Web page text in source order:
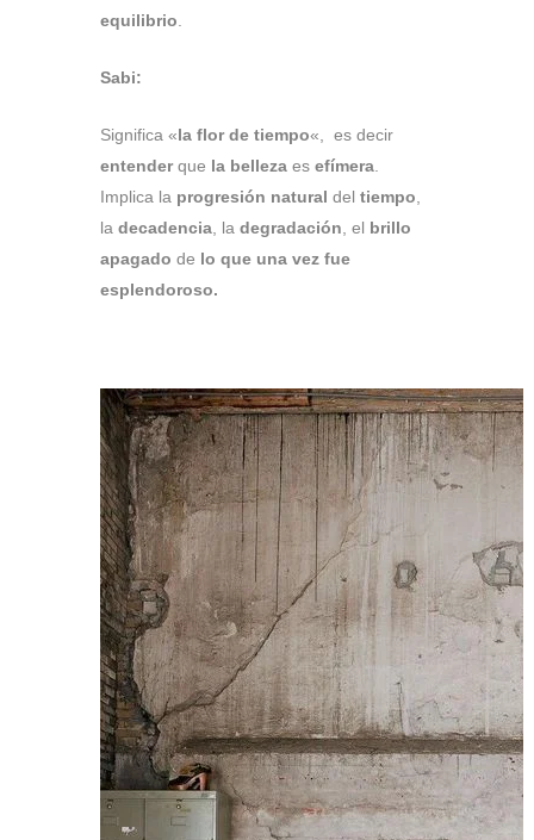
equilibrio
Sabi:
Significa «la flor de tiempo«, es decir
entenderque la belleza es efímera
Implica la progresión natural del tiempo
la decadencia , la degradación , el brillo
apagado de lo que una vez fue
esplendoroso.